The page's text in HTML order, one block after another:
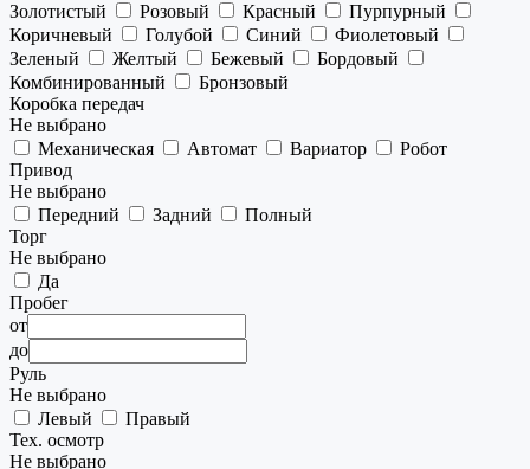
Золотистый
Розовый Красный
Пурпурный
Коричневый
Голубой Синий
Фиолетовый
Зеленый
Желтый Бежевый
Бордовый
Комбинированный
Бронзовый
Коробка передач
Не выбрано
Механическая
Автомат Вариатор
Робот
Привод
Не выбрано
Передний
Задний
Полный
Торг
Не выбрано
Да
Пробег
от
до
Руль
Не выбрано
Левый
Правый
Тех. осмотр
Не выбрано